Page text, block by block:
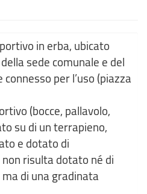
in erba, ubicato
sede comunale e del
per l’uso (piazza
(bocce, pallavolo,
su di un terrapieno,
e dotato di
risulta dotato né di
di una gradinata